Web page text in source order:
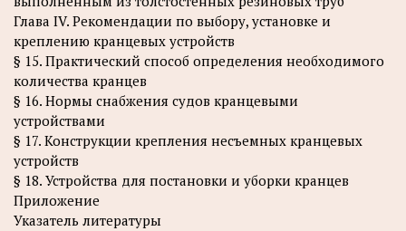
Глава IV. Рекомендации по выбору, установке и
креплению кранцевых устройств
§ 15. Практический способ определения необходимого
количества кранцев
§ 16. Нормы снабжения судов кранцевыми
устройствами
§ 17. Конструкции крепления несъемных кранцевых
устройств
§ 18. Устройства для постановки и уборки кранцев
Приложение
Указатель литературы